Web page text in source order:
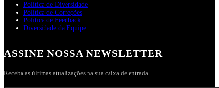
Política de Diversidade
Política de Correções
Política de Feedback
Diversidade da Equipe
ASSINE NOSSA NEWSLETTER
Receba as últimas atualizações na sua caixa de entrada.